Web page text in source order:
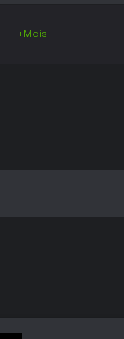
+Mais